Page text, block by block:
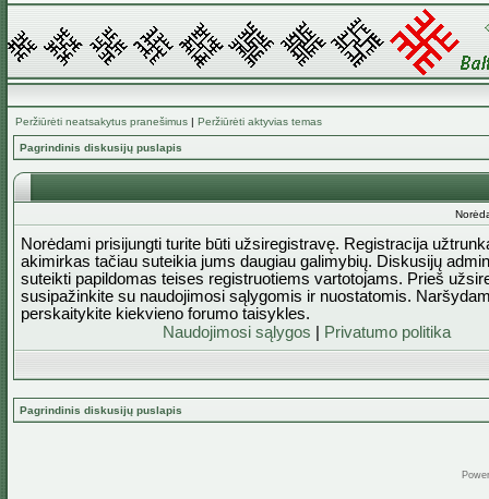
Peržiūrėti neatsakytus pranešimus | Peržiūrėti aktyvias temas
Pagrindinis diskusijų puslapis
Norėdami prisijungti turite būti užsiregistravę. Registracija
akimirkas tačiau suteikia jums daugiau galimybių. Diskusijų
suteikti papildomas teises registruotiems vartotojams. Prieš
susipažinkite su naudojimosi sąlygomis ir nuostatomis.
perskaitykite kiekvieno forumo taisykles.
Naudojimosi sąlygos
Privatumo politika
Pagrindinis diskusijų puslapis